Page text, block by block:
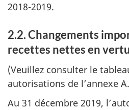
2018-2019.
2.2. Changements
recettes nettes en
(Veuillez consulter le
autorisations de l’annexe
Au 31 décembre 2019,